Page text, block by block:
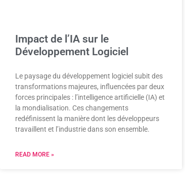
Impact de l’IA sur le
Développement Logiciel
Le paysage du développement logiciel subit des
transformations majeures, influencées par deux
forces principales : l’intelligence artificielle (IA) et
la mondialisation. Ces changements
redéfinissent la manière dont les développeurs
travaillent et l’industrie dans son ensemble.
READ MORE »